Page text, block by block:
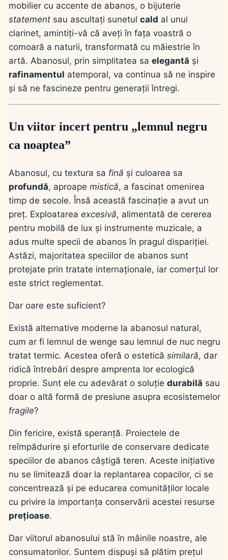
mobilier cu accente de abanos, o bijuterie
statement sau ascultați sunetul cald al unui
clarinet, amintiți-vă că aveți în fața voastră o
comoară a naturii, transformată cu măiestrie în
artă. Abanosul, prin simplitatea sa elegantă și
rafinamentul atemporal, va continua să ne inspire
și să ne fascineze pentru generații întregi.
Un viitor incert pentru „lemnul negru
ca noaptea”
Abanosul, cu textura sa fină și culoarea sa
profundă, aproape mistică, a fascinat omenirea
timp de secole. Însă această fascinație a avut un
preț. Exploatarea excesivă, alimentată de cererea
pentru mobilă de lux și instrumente muzicale, a
adus multe specii de abanos în pragul dispariției.
Astăzi, majoritatea speciilor de abanos sunt
protejate prin tratate internaționale, iar comerțul lor
este strict reglementat.
Dar oare este suficient?
Există alternative moderne la abanosul natural,
cum ar fi lemnul de wenge sau lemnul de nuc negru
tratat termic. Acestea oferă o estetică similară, dar
ridică întrebări despre amprenta lor ecologică
proprie. Sunt ele cu adevărat o soluție durabilă sau
doar o altă formă de presiune asupra ecosistemelor
fragile?
Din fericire, există speranță. Proiectele de
reîmpădurire și eforturile de conservare dedicate
speciilor de abanos câștigă teren. Aceste inițiative
nu se limitează doar la replantarea copacilor, ci se
concentrează și pe educarea comunităților locale
cu privire la importanța conservării acestei resurse
prețioase.
Dar viitorul abanosului stă în mâinile noastre, ale
consumatorilor. Suntem dispuși să plătim prețul